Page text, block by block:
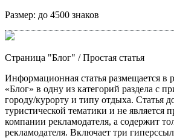
Размер: до 4500 знаков
Страница "Блог" / Простая статья
Информационная статья размещается в
«Блог» в одну из категорий раздела с
городу/курорту и типу отдыха. Статья
туристической тематики и не является
компании рекламодателя, а содержит
рекламодателя. Включает три